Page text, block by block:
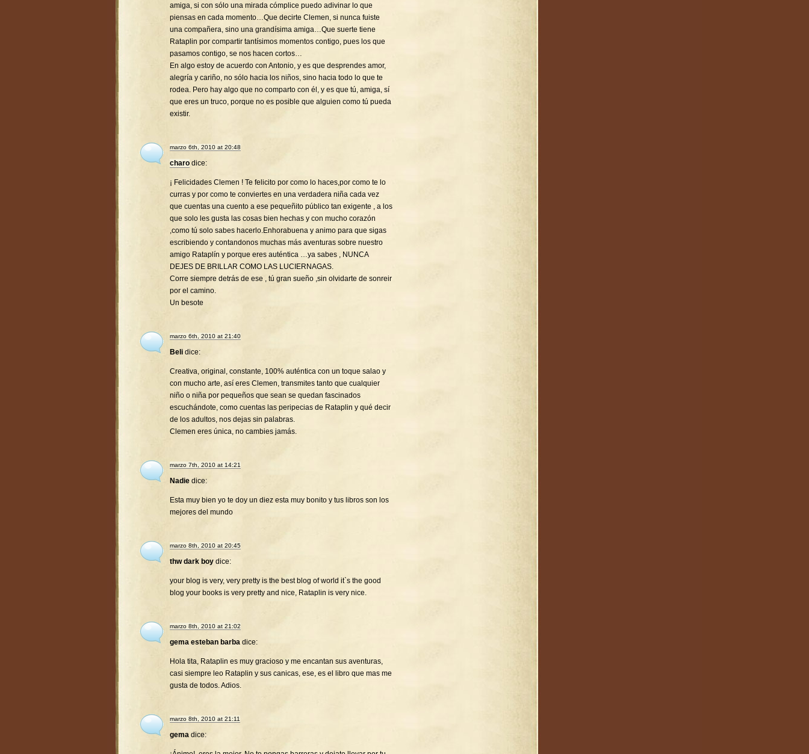
amiga, si con sólo una mirada cómplice puedo adivinar lo que
piensas en cada momento…Que decirte Clemen, si nunca fuiste
una compañera, sino una grandísima amiga…Que suerte tiene
Rataplin por compartir tantísimos momentos contigo, pues los que
pasamos contigo, se nos hacen cortos…
En algo estoy de acuerdo con Antonio, y es que desprendes amor,
alegría y cariño, no sólo hacia los niños, sino hacia todo lo que te
rodea. Pero hay algo que no comparto con él, y es que tú, amiga, sí
que eres un truco, porque no es posible que alguien como tú pueda
existir.
marzo 6th, 2010 at 20:48
charo dice:
¡ Felicidades Clemen ! Te felicito por como lo haces,por como te lo
curras y por como te conviertes en una verdadera niña cada vez
que cuentas una cuento a ese pequeñito público tan exigente , a los
que solo les gusta las cosas bien hechas y con mucho corazón
,como tú solo sabes hacerlo.Enhorabuena y animo para que sigas
escribiendo y contandonos muchas más aventuras sobre nuestro
amigo Rataplín y porque eres auténtica …ya sabes , NUNCA
DEJES DE BRILLAR COMO LAS LUCIERNAGAS.
Corre siempre detrás de ese , tú gran sueño ,sin olvidarte de sonreir
por el camino.
Un besote
marzo 6th, 2010 at 21:40
Beli dice:
Creativa, original, constante, 100% auténtica con un toque salao y
con mucho arte, así eres Clemen, transmites tanto que cualquier
niño o niña por pequeños que sean se quedan fascinados
escuchándote, como cuentas las peripecias de Rataplin y qué decir
de los adultos, nos dejas sin palabras.
Clemen eres única, no cambies jamás.
marzo 7th, 2010 at 14:21
Nadie dice:
Esta muy bien yo te doy un diez esta muy bonito y tus libros son los
mejores del mundo
marzo 8th, 2010 at 20:45
thw dark boy dice:
your blog is very, very pretty is the best blog of world it`s the good
blog your books is very pretty and nice, Rataplin is very nice.
marzo 8th, 2010 at 21:02
gema esteban barba dice:
Hola tita, Rataplin es muy gracioso y me encantan sus aventuras,
casi siempre leo Rataplin y sus canicas, ese, es el libro que mas me
gusta de todos. Adios.
marzo 8th, 2010 at 21:11
gema dice: